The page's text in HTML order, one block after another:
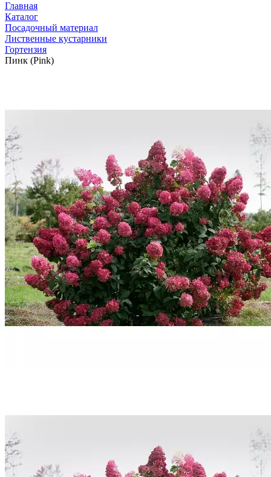
Главная
Каталог
Посадочный материал
Лиственные кустарники
Гортензия
Пинк (Pink)